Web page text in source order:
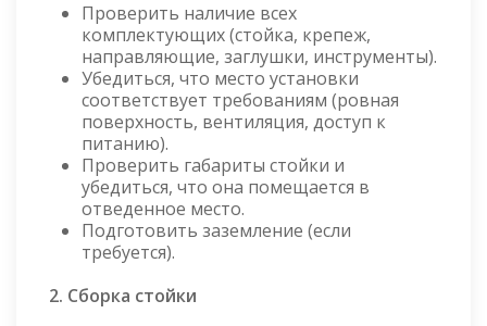
Проверить наличие всех
комплектующих (стойка, крепеж,
направляющие, заглушки, инструменты).
Убедиться, что место установки
соответствует требованиям (ровная
поверхность, вентиляция, доступ к
питанию).
Проверить габариты стойки и
убедиться, что она помещается в
отведенное место.
Подготовить заземление (если
требуется).
2. Сборка стойки